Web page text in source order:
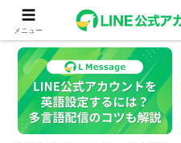
メニュー